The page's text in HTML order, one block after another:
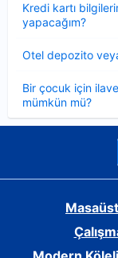
Kredi kartı
yapacağım?
Otel depozito
Bir çocuk için
mümkün mü?